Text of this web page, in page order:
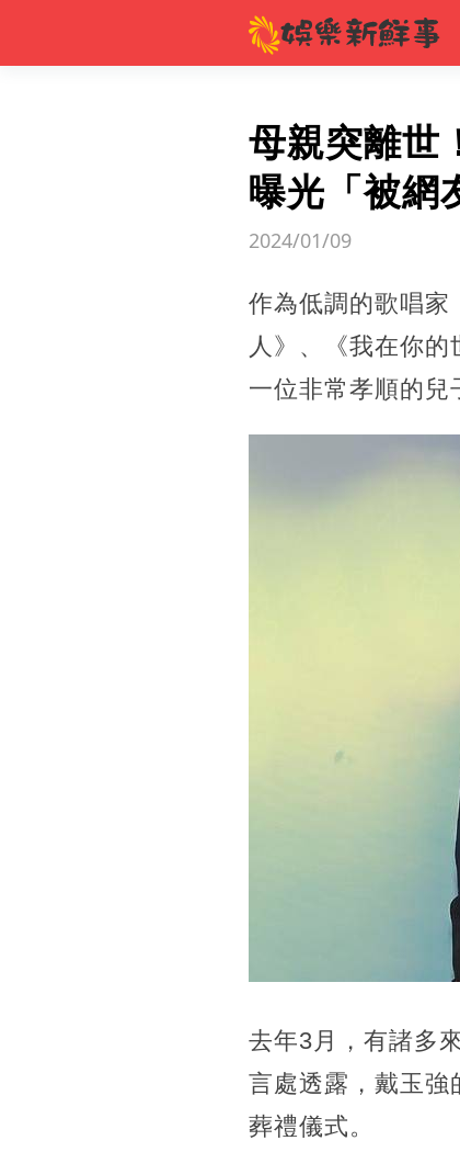
母親突離世
曝光「被網
2024/01/09
作為低調的歌唱家
人》、《我在你
一位非常孝順的兒
去年3月，有諸多
言處透露，戴玉強
葬禮儀式。